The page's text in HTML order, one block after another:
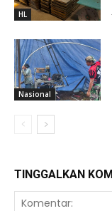
HL
Nasional
TINGGALKAN